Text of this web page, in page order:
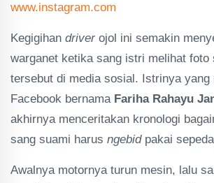
www.instagram.com
Kegigihan driver ojol ini semakin
warganet ketika sang istri melihat foto
tersebut di media sosial. Istrinya yang
Facebook bernama Fariha Rahayu
akhirnya menceritakan kronologi
sang suami harus ngebid pakai
Awalnya motornya turun mesin, lalu